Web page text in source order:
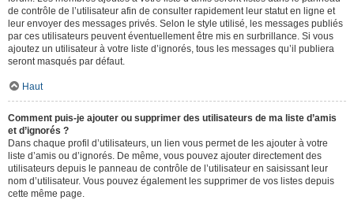
de contrôle de l’utilisateur afin de consulter rapidement leur statut en ligne et
leur envoyer des messages privés. Selon le style utilisé, les messages publiés
par ces utilisateurs peuvent éventuellement être mis en surbrillance. Si vous
ajoutez un utilisateur à votre liste d’ignorés, tous les messages qu’il publiera
seront masqués par défaut.
Haut
Comment puis-je ajouter ou supprimer des utilisateurs de ma liste d’amis
et d’ignorés ?
Dans chaque profil d’utilisateurs, un lien vous permet de les ajouter à votre
liste d’amis ou d’ignorés. De même, vous pouvez ajouter directement des
utilisateurs depuis le panneau de contrôle de l’utilisateur en saisissant leur
nom d’utilisateur. Vous pouvez également les supprimer de vos listes depuis
cette même page.